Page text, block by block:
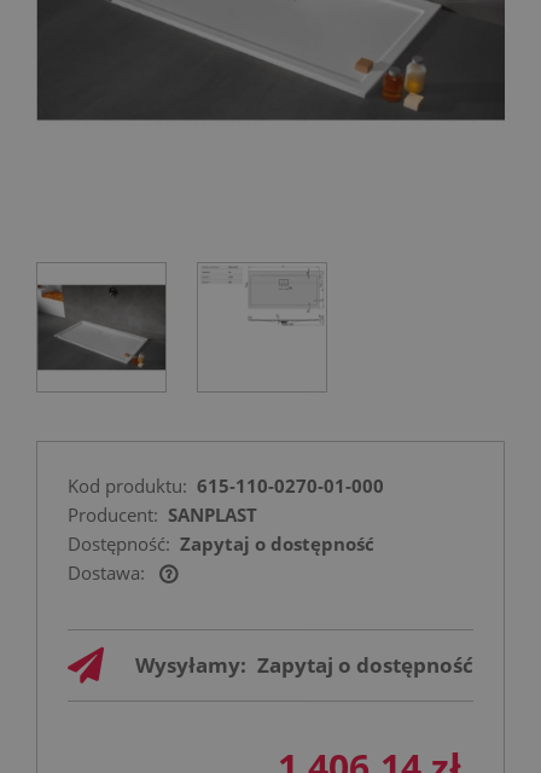
Kod produktu: 615-110-0270-01-000
Producent: SANPLAST
Dostępność: Zapytaj o dostępność
Dostawa:
Cena nie zawiera ewentualnych kosztów
Wysyłamy: Zapytaj o dostępność